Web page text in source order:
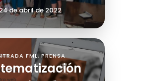
de abril de 2022
FML, PRENSA